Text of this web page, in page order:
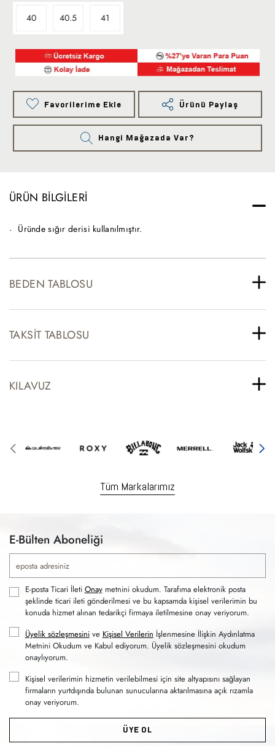
40 40.5 41
Favorilerime Ekle Ürünü Paylaş
Hangi Mağazada Var?
ÜRÜN BILGILERI
Üründe sığır derisi kullanılmıştır.
BEDEN TABLOSU
TAKSIT TABLOSU
KILAVUZ
Tüm Markalarımız
E-Bülten Aboneliği
E-posta Ticari İleti Onaymetnini okudum. Tarafıma elektronik posta
şeklinde ticari ileti gönderilmesi ve bu kapsamda kişisel verilerimin bu
konuda hizmet alınan tedarikçi firmaya iletilmesine onay veriyorum.
Üyelik sözleşmesinive Kişisel Verilerin İşlenmesine İlişkin Aydınlatma
Metnini Okudum ve Kabul ediyorum. Üyelik sözleşmesini okudum
onaylıyorum.
Kişisel verilerimin hizmetin verilebilmesi için site altyapısını sağlayan
firmaların yurtdışında bulunan sunucularına aktarılmasına açık rızamla
onay veriyorum.
ÜYE OL